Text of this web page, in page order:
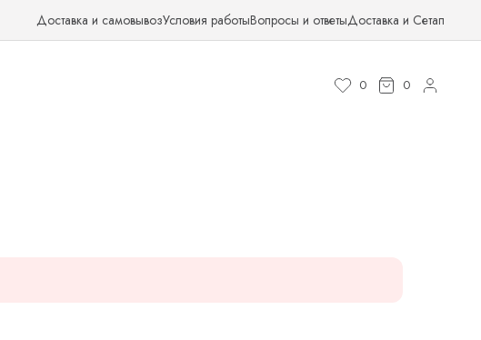
Доставка и самовывозУсловия работыВопросы и ответыДоставка и Сетап
0 0